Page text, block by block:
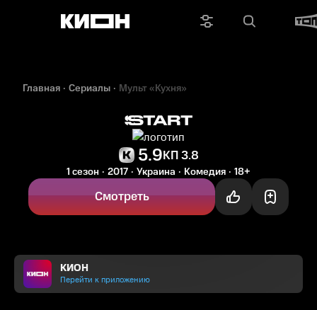
Главная Сериалы Мульт «Кухня»
5.9КП 3.8
1 сезон 2017 Украина Комедия 18+
Смотреть
КИОН
Перейти к приложению